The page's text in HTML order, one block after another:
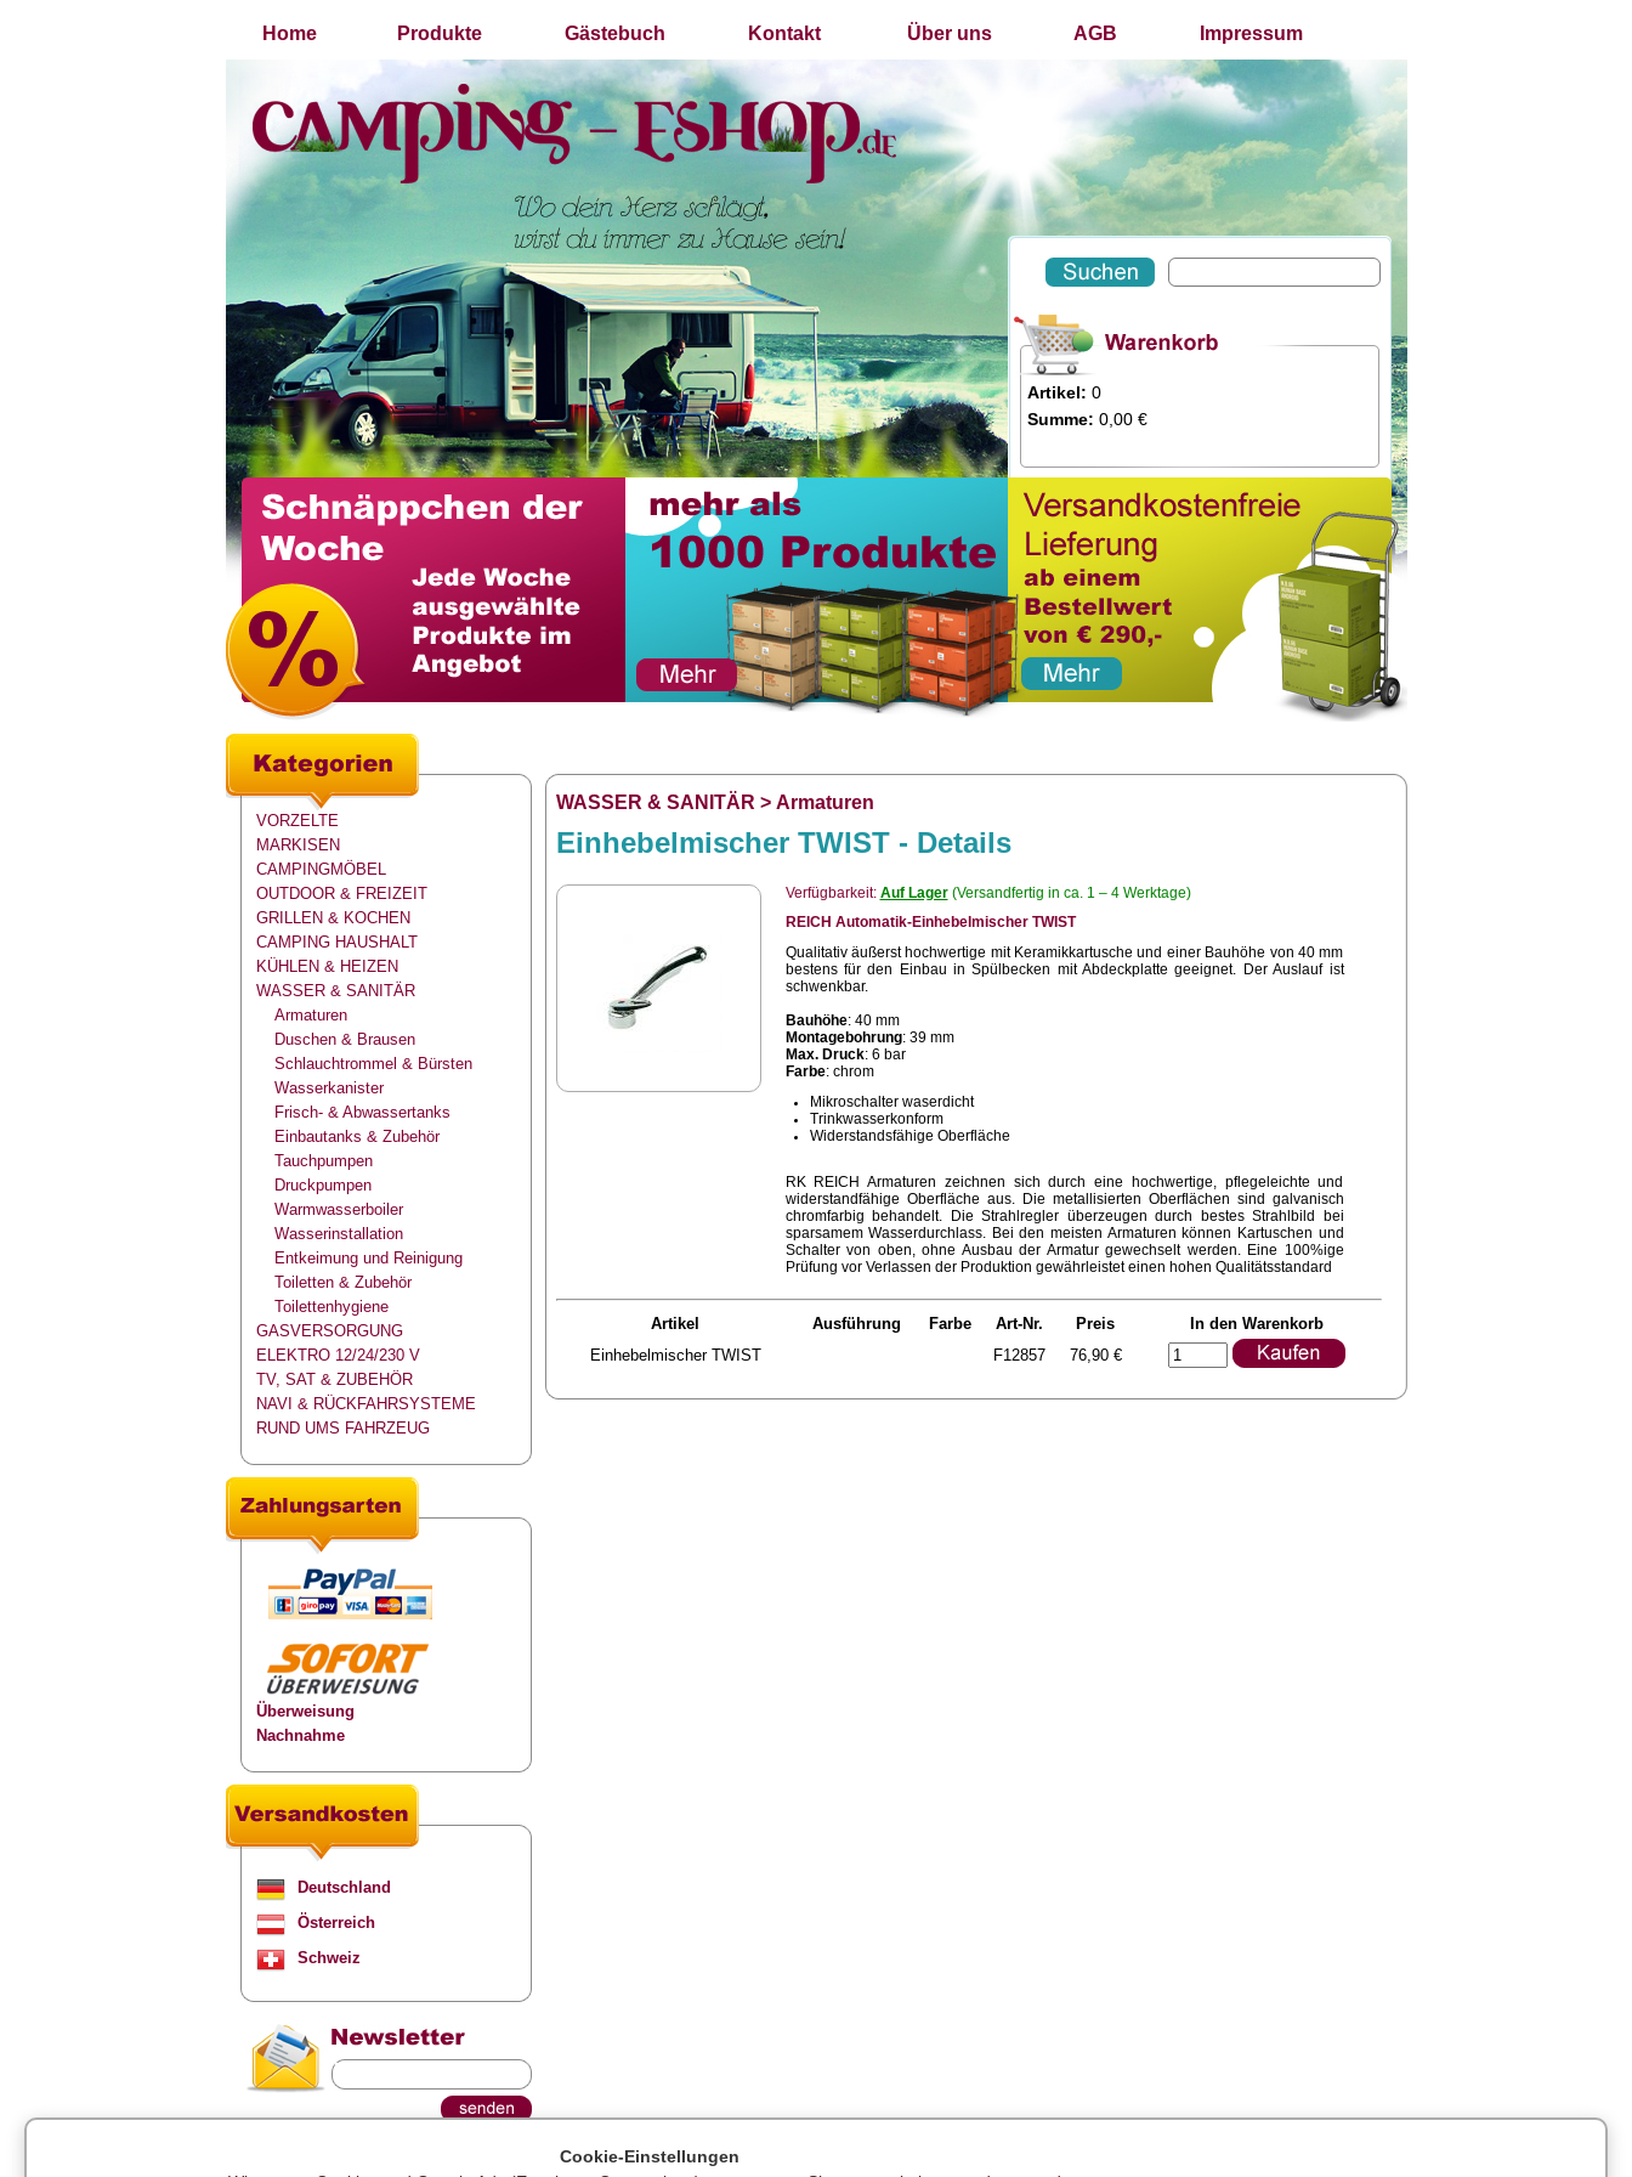
Cookie-Einstellungen
Home Produkte Gästebuch Kontakt Über uns AGB Impressum
Artikel: 0
Summe: 0,00 €
VORZELTE
MARKISEN
CAMPINGMÖBEL
OUTDOOR & FREIZEIT
GRILLEN & KOCHEN
CAMPING HAUSHALT
KÜHLEN & HEIZEN
WASSER & SANITÄR
Armaturen
Duschen & Brausen
Schlauchtrommel & Bürsten
Wasserkanister
Frisch- & Abwassertanks
Einbautanks & Zubehör
Tauchpumpen
Druckpumpen
Warmwasserboiler
Wasserinstallation
Entkeimung und Reinigung
Toiletten & Zubehör
Toilettenhygiene
GASVERSORGUNG
ELEKTRO 12/24/230 V
TV, SAT & ZUBEHÖR
NAVI & RÜCKFAHRSYSTEME
RUND UMS FAHRZEUG
Überweisung
Nachnahme
Deutschland
Österreich
Schweiz
WASSER & SANITÄR > Armaturen
Einhebelmischer TWIST - Details
Verfügbarkeit: Auf Lager(Versandfertig in ca. 1 – 4 Werktage)
REICH Automatik-Einhebelmischer TWIST
Qualitativ äußerst hochwertige mit Keramikkartusche und einer Bauhöhe von 40 mm
bestens für den Einbau in Spülbecken mit Abdeckplatte geeignet. Der Auslauf ist
schwenkbar.
Bauhöhe: 40 mm
Montagebohrung: 39 mm
Max. Druck: 6 bar
Farbe: chrom
Mikroschalter waserdicht
Trinkwasserkonform
Widerstandsfähige Oberfläche
RK REICH Armaturen zeichnen sich durch eine hochwertige, pflegeleichte und
widerstandfähige Oberfläche aus. Die metallisierten Oberflächen sind galvanisch
chromfarbig behandelt. Die Strahlregler überzeugen durch bestes Strahlbild bei
sparsamem Wasserdurchlass. Bei den meisten Armaturen können Kartuschen und
Schalter von oben, ohne Ausbau der Armatur gewechselt werden. Eine 100%ige
Prüfung vor Verlassen der Produktion gewährleistet einen hohen Qualitätsstandard
Artikel Ausführung Farbe Art-Nr. Preis
In den Warenkorb
Einhebelmischer TWIST
F12857 76,90 €